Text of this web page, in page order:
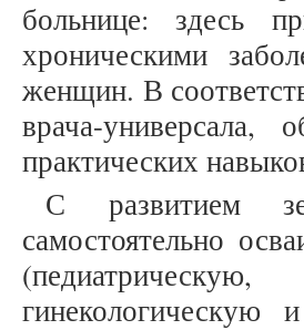
больнице: здесь
хроническими
женщин. В
врача-
практических
С развитием
самостоятельно